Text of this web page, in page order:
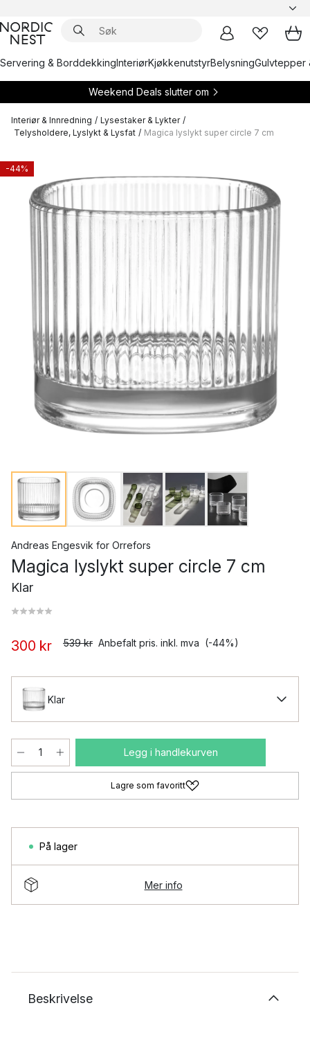
Servering & BorddekkingInteriørKjøkkenutstyrBelysningGulvtepper
Weekend Deals slutter om
Interiør & Innredning / Lysestaker & Lykter /
Telysholdere, Lyslykt & Lysfat / Magica lyslykt super circle 7 cm
-44%
Andreas Engesvik for Orrefors
Magica lyslykt super circle 7 cm
Klar
300 kr 539 kr Anbefalt pris. inkl. mva (-44%)
Klar
Legg i handlekurven
Lagre som favoritt
På lager
Mer info
Beskrivelse